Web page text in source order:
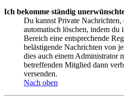
Ich bekomme ständig
Du kannst Private
automatisch löschen, indem du
Bereich eine entsprechende
belästigende Nachrichten von
dies auch einem Administrator
betreffenden Mitglied dann
versenden.
Nach oben